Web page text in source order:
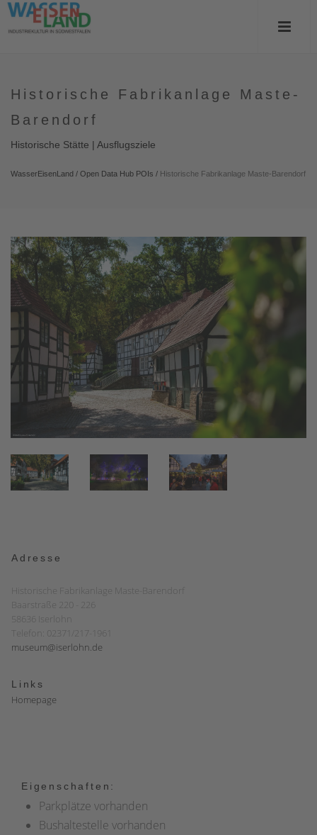
Historische Fabrikanlage Maste-
Barendorf
Historische Stätte | Ausflugsziele
WasserEisenLand / Open Data Hub POIs / Historische Fabrikanlage Maste-Barendorf
Adresse
Historische Fabrikanlage Maste-Barendorf
Baarstraße 220 - 226
58636 Iserlohn
Telefon: 02371/217-1961
museum@iserlohn.de
Links
Homepage
Eigenschaften:
Parkplätze vorhanden
Bushaltestelle vorhanden